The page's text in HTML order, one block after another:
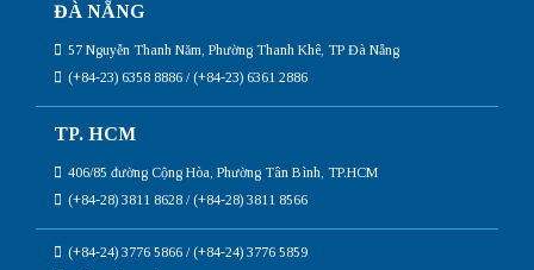
ĐÀ NẴNG
57 Nguyễn Thanh Năm, Phường Thanh Khê, TP Đà Nẵng
(+84-23) 6358 8886 / (+84-23) 6361 2886
TP. HCM
406/85 đường Cộng Hòa, Phường Tân Bình, TP.HCM
(+84-28) 3811 8628 / (+84-28) 3811 8566
(+84-24) 3776 5866 / (+84-24) 3776 5859